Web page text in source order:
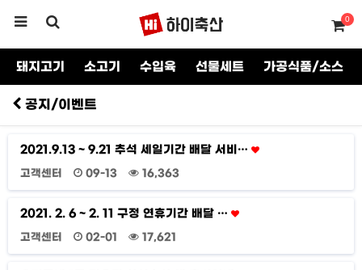
0
돼지고기 소고기 수입육 선물세트 가공식품/소스
공지/이벤트
2021.9.13 ~ 9.21 추석 세일기간 배달 서비…
고객센터 09-13 16,363
2021. 2. 6 ~ 2. 11 구정 연휴기간 배달 …
고객센터 02-01 17,621